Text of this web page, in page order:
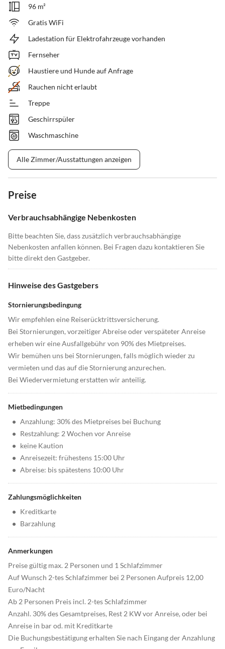
96 m²
Gratis WiFi
Ladestation für Elektrofahrzeuge vorhanden
Fernseher
Haustiere und Hunde auf Anfrage
Rauchen nicht erlaubt
Treppe
Geschirrspüler
Waschmaschine
Alle Zimmer/Ausstattungen anzeigen
Preise
Verbrauchsabhängige Nebenkosten
Bitte beachten Sie, dass zusätzlich verbrauchsabhängige
Nebenkosten anfallen können. Bei Fragen dazu kontaktieren Sie
bitte direkt den Gastgeber.
Hinweise des Gastgebers
Stornierungsbedingung
Wir empfehlen eine Reiserücktrittsversicherung.
Bei Stornierungen, vorzeitiger Abreise oder verspäteter Anreise
erheben wir eine Ausfallgebühr von 90% des Mietpreises.
Wir bemühen uns bei Stornierungen, falls möglich wieder zu
vermieten und das auf die Stornierung anzurechen.
Bei Wiedervermietung erstatten wir anteilig.
Mietbedingungen
• Anzahlung: 30% des Mietpreises bei Buchung
• Restzahlung: 2 Wochen vor Anreise
• keine Kaution
• Anreisezeit: frühestens 15:00 Uhr
• Abreise: bis spätestens 10:00 Uhr
Zahlungsmöglichkeiten
• Kreditkarte
• Barzahlung
Anmerkungen
Preise gültig max. 2 Personen und 1 Schlafzimmer
Auf Wunsch 2-tes Schlafzimmer bei 2 Personen Aufpreis 12,00
Euro/Nacht
Ab 2 Personen Preis incl. 2-tes Schlafzimmer
Anzahl. 30% des Gesamtpreises, Rest 2 KW vor Anreise, oder bei
Anreise in bar od. mit Kreditkarte
Die Buchungsbestätigung erhalten Sie nach Eingang der Anzahlung